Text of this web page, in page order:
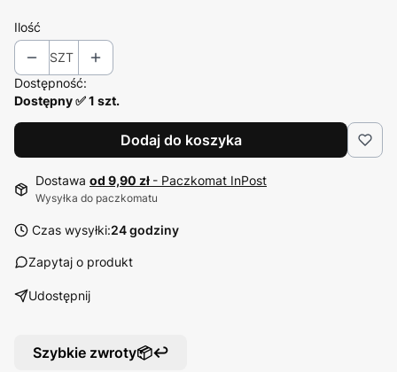
Ilość
SZT
Dostępność:
Dostępny ✅ 1 szt.
Dodaj do koszyka
Dostawa od 9,90 zł - Paczkomat InPost
Wysyłka do paczkomatu
Czas wysyłki:24 godziny
Zapytaj o produkt
Udostępnij
Szybkie zwroty📦↩️